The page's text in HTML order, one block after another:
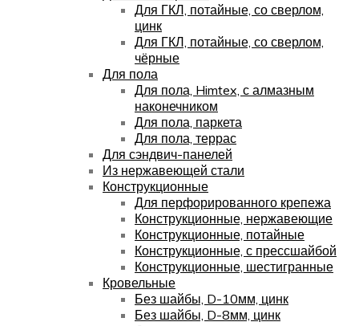
Для ГКЛ, потайные, со сверлом,
цинк
Для ГКЛ, потайные, со сверлом,
чёрные
Для пола
Для пола, Himtex, с алмазным
наконечником
Для пола, паркета
Для пола, террас
Для сэндвич-панелей
Из нержавеющей стали
Конструкционные
Для перфорированного крепежа
Конструкционные, нержавеющие
Конструкционные, потайные
Конструкционные, с прессшайбой
Конструкционные, шестигранные
Кровельные
Без шайбы, D-10мм, цинк
Без шайбы, D-8мм, цинк